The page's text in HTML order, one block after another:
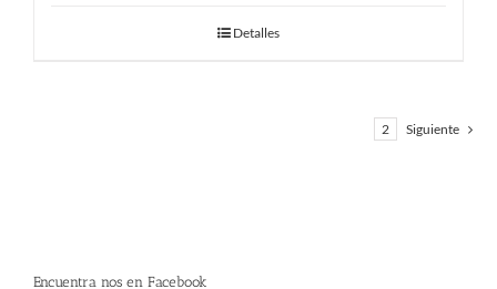
Detalles
2 Siguiente
Encuentra nos en Facebook